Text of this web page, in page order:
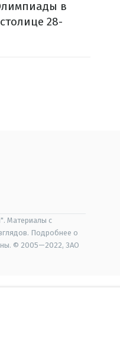
в
28-
Материалы с
Подробнее о
© 2005—2022, ЗАО